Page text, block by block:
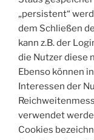
„persistent“
dem Schließen
kann z.B. der
die Nutzer diese
Ebenso können
Interessen der
verwendet
Cookies